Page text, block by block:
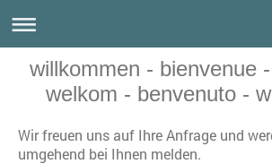
willkommen - bienvenue
welkom - benvenuto -
Wir freuen uns auf Ihre Anfrage und
umgehend bei Ihnen melden.